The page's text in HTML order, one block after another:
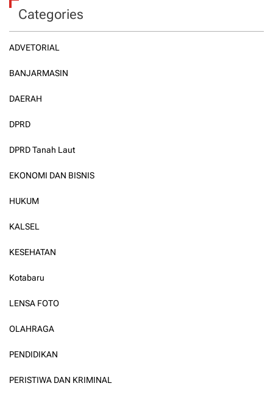
Categories
ADVETORIAL
BANJARMASIN
DAERAH
DPRD
DPRD Tanah Laut
EKONOMI DAN BISNIS
HUKUM
KALSEL
KESEHATAN
Kotabaru
LENSA FOTO
OLAHRAGA
PENDIDIKAN
PERISTIWA DAN KRIMINAL